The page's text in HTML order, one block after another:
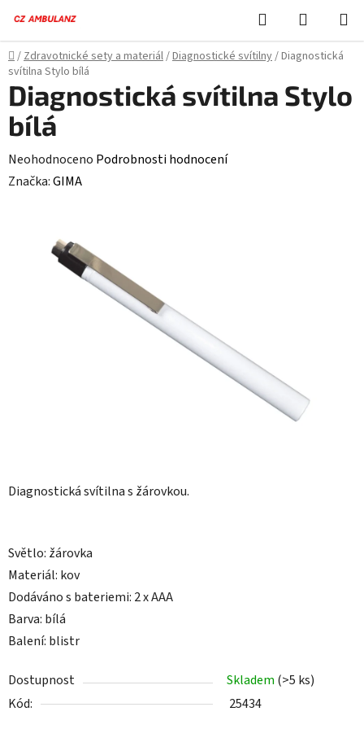
obsah
Hledat
KOŠÍK
Domů
/Zdravotnické sety a materiál/Diagnostické svítilny/Diagnostická
svítilna Stylo bílá
Diagnostická svítilna s žárovkou.
Světlo: žárovka
Materiál: kov
Dodáváno s bateriemi: 2 x AAA
Barva: bílá
Balení: blistr
Dostupnost Skladem (>5 ks)
Kód:
25434
Diagnostická svítilna Stylo
bílá
Průměrné
hodnocení
Neohodnoceno Podrobnosti hodnocení
Značka:GIMA